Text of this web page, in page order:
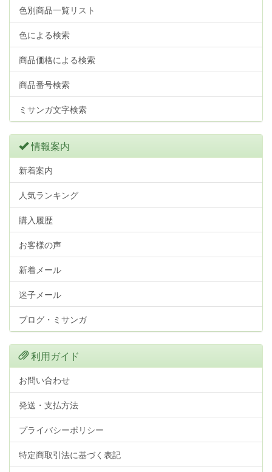
色別商品一覧リスト
色による検索
商品価格による検索
商品番号検索
ミサンガ文字検索
情報案内
新着案内
人気ランキング
購入履歴
お客様の声
新着メール
迷子メール
ブログ・ミサンガ
利用ガイド
お問い合わせ
発送・支払方法
プライバシーポリシー
特定商取引法に基づく表記